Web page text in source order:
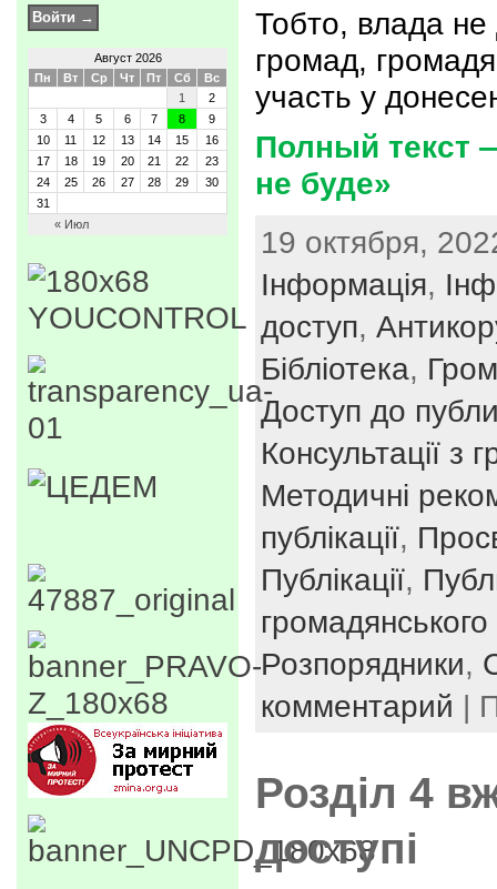
Август 2026
Пн
Вт Ср Чт Пт Сб Вс
« Июл
1
2
3
4 5 6 7 8
9
10
11 12 13 14 15
16
17
18 19 20 21 22
23
24
25 26 27 28 29
30
31
Тобто, влада не
громад,
участь у
Полный текст
не буде»
19 октября,
Інформація,
доступ,
Бібліотека,
Доступ до
Консультації з
Методичні
публікації,
Публікації,
громадянського
Розпорядники,
комментарий |
Розділ 4
доступі